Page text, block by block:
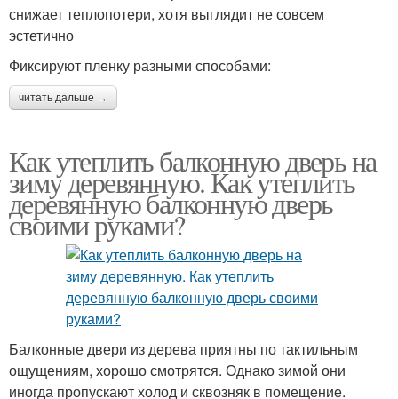
снижает теплопотери, хотя выглядит не совсем
эстетично
Фиксируют пленку разными способами:
читать дальше →
Как утеплить балконную дверь на
зиму деревянную. Как утеплить
деревянную балконную дверь
своими руками?
Балконные двери из дерева приятны по тактильным
ощущениям, хорошо смотрятся. Однако зимой они
иногда пропускают холод и сквозняк в помещение.